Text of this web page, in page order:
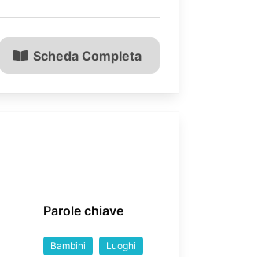
Scheda Completa
Parole chiave
Bambini Luoghi